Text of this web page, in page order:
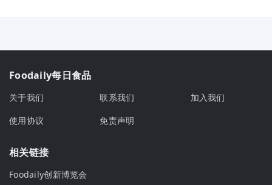
Foodaily每日食品
关于我们 联系我们
加入我们
使用协议
免责声明
相关链接
Foodaily创新博览会